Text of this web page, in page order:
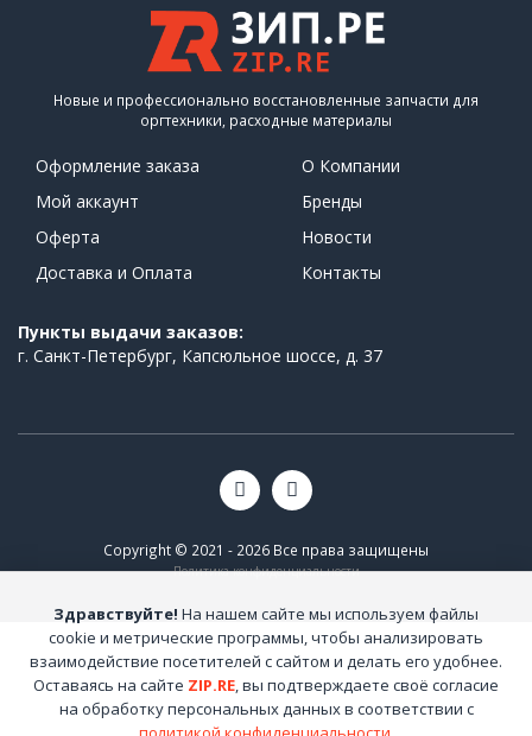
Новые и профессионально восстановленные запчасти для
оргтехники, расходные материалы
Оформление заказа
Мой аккаунт
Оферта
Доставка и Оплата
О Компании
Бренды
Новости
Контакты
Пункты выдачи заказов:
г. Санкт-Петербург, Капсюльное шоссе, д. 37
Copyright © 2021 - 2026 Все права защищены
Политика конфиденциальности
Здравствуйте! На нашем сайте мы используем файлы
cookie и метрические программы, чтобы анализировать
взаимодействие посетителей с сайтом и делать его удобнее.
Оставаясь на сайте ZIP.RE, вы подтверждаете своё согласие
на обработку персональных данных в соответствии с